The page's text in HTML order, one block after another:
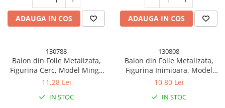
ADAUGA IN COS ADAUGA IN COS
130788
Balon din Folie Metalizata,
Figurina Cerc, Model Minge
de Fotbal, Tematica Sport, 45
Inclus, Umflare cu Aer sau
11,28 Lei
IN STOC
130808
Balon din Folie Metalizata,
Figurina Inimioara, Model
Simplu, Tematica Iubire, 40
Inclus, Umflare cu Aer sau
10,80 Lei
IN STOC